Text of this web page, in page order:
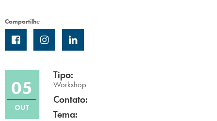
Atendimento (21) 2574 8888
INSCREVA-SE
ÁREA DO ALUNO
Compartilhe
05
OUT
Tipo:
Workshop
Contato:
Tema: